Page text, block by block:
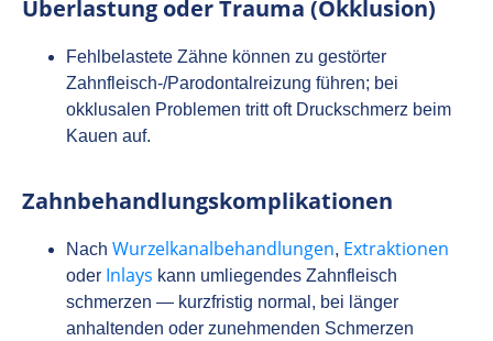
Überlastung oder Trauma (Okklusion)
Fehlbelastete Zähne können zu gestörter
Zahnfleisch‑/Parodontalreizung führen; bei
okklusalen Problemen tritt oft Druckschmerz beim
Kauen auf.
Zahnbehandlungskomplikationen
Nach Wurzelkanalbehandlungen, Extraktionen
oder Inlays kann umliegendes Zahnfleisch
schmerzen — kurzfristig normal, bei länger
anhaltenden oder zunehmenden Schmerzen